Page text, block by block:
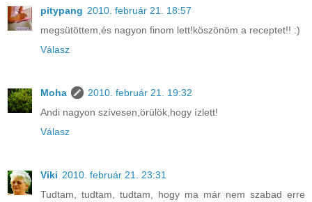
pitypang 2010. február 21. 18:57
megsütöttem,és nagyon finom lett!köszönöm a receptet!! :)
Válasz
Moha
2010. február 21. 19:32
Andi nagyon szívesen,örülök,hogy ízlett!
Válasz
Viki 2010. február 21. 23:31
Tudtam, tudtam, tudtam, hogy ma már nem szabad erre